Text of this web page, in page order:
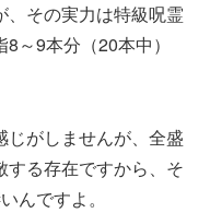
その実力は特級呪霊
8～9本分（20本中）
じがしませんが、全盛
する存在ですから、そ
んですよ。